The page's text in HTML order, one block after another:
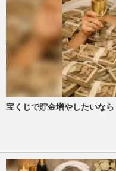
宝くじで貯金増やしたいなら